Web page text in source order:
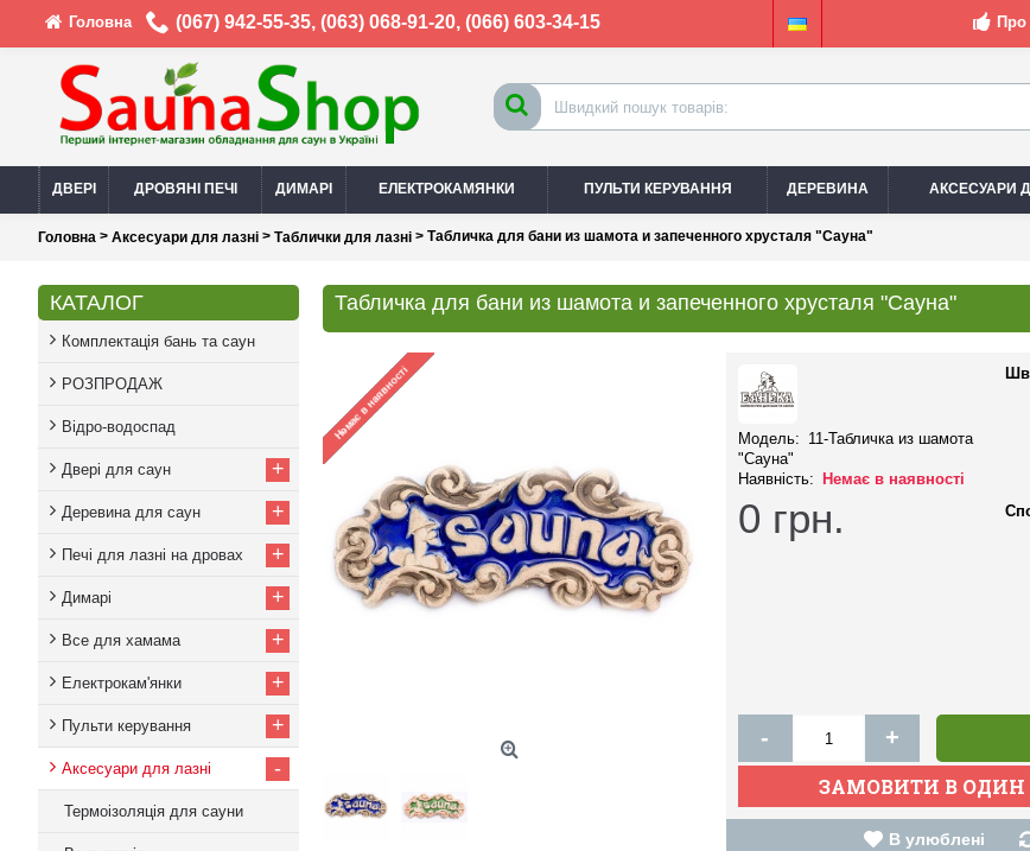
Головна (067) 942-55-35, (063) 068-91-20, (066) 603-34-15 Про
ДВЕРІ ДРОВЯНІ ПЕЧІ ДИМАРІ ЕЛЕКТРОКАМЯНКИ ПУЛЬТИ КЕРУВАННЯ ДЕРЕВИНА АКСЕСУАРИ
Головна > Аксесуари для лазні > Таблички для лазні > Табличка для бани из шамота и запеченного хрусталя "Сауна"
КАТАЛОГ
Комплектація бань та саун
РОЗПРОДАЖ
Відро-водоспад
Двері для саун +
Деревина для саун +
Печі для лазні на дровах +
Димарі +
Все для хамама +
Електрокам'янки +
Пульти керування +
Аксесуари для лазні -
Термоізоляція для сауни
Табличка для бани из шамота и запеченного хрусталя "Сауна"
Модель: 11-Табличка из шамота
"Сауна"
Наявність:
Немає в наявності
0 грн.
- +
В улюблені